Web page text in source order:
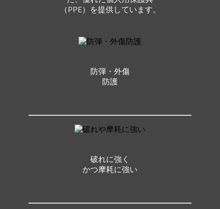
（PPE）を提供しています。
防弾・外傷
防護
破れに強く
かつ摩耗に強い